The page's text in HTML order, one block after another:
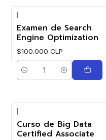
Examen de Search
Engine Optimization
$100.000 CLP
Cantidad
Curso de Big Data
Certified Associate